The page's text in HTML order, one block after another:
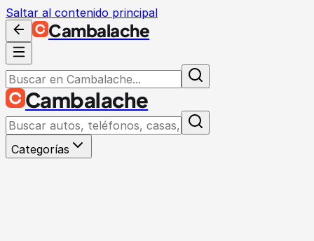
Saltar al contenido principal
Cambalache
Cambalache
Categorías